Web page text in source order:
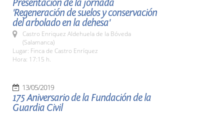
Presentación de la jornada
'Regeneración de suelos y conservación
del arbolado en la dehesa'
Castro Enriquez Aldehuela de la Bóveda
(Salamanca)
Lugar: Finca de Castro Enríquez
Hora: 17:15 h.
13/05/2019
175 Aniversario de la Fundación de la
Guardia Civil